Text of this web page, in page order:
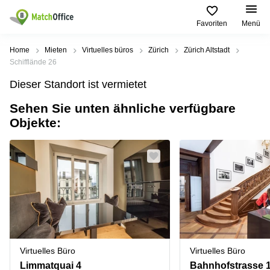
Favoriten Menü
Mieten / Vermieten
Produktseiten
Büro
Business
Coworking
Virtuelle
Besprechungsräume
Beliebte
Städte
Coworking
Zürich
Coworking
Zug
Coworking
Coworking
Luzern
Coworking
Lugano
Beliebte
Suchanfragen
Leutschenbachstrasse
95 Zürich
Bahnhofplatz
1 Zürich
Bahnhofstrasse
Bahnhofstrasse
100 Zürich
Europaallee
41 Zürich
Hilfe
Über uns
Büro vermieten
Anmelden
Sprache wählen
French
Home Mieten Virtuelles büros Zürich
Zürich Altstadt
Schifflände 26
Dieser Standort ist vermietet
Sehen Sie unten ähnliche verfügbare
Objekte:
Virtuelles Büro
Limmatquai 4
Virtuelles Büro
Bahnhofstrasse